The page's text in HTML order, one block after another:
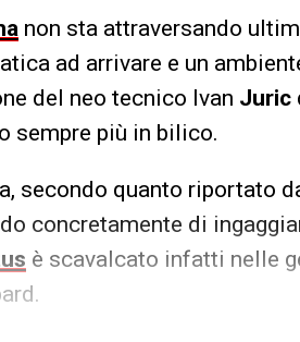
non sta attraversando
ad arrivare e un
del neo tecnico Ivan Juric
sempre più in bilico.
secondo quanto riportato
concretamente di
è scavalcato infatti nelle